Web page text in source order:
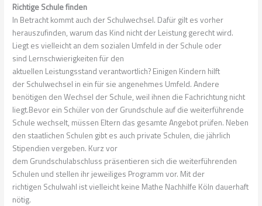
Richtige Schule finden
In Betracht kommt auch der Schulwechsel. Dafür gilt es vorher
herauszufinden, warum das Kind nicht der Leistung gerecht wird.
Liegt es vielleicht an dem sozialen Umfeld in der Schule oder
sind Lernschwierigkeiten für den
aktuellen Leistungsstand verantwortlich? Einigen Kindern hilft
der Schulwechsel in ein für sie angenehmes Umfeld. Andere
benötigen den Wechsel der Schule, weil ihnen die Fachrichtung nicht
liegt.Bevor ein Schüler von der Grundschule auf die weiterführende
Schule wechselt, müssen Eltern das gesamte Angebot prüfen. Neben
den staatlichen Schulen gibt es auch private Schulen, die jährlich
Stipendien vergeben. Kurz vor
dem Grundschulabschluss präsentieren sich die weiterführenden
Schulen und stellen ihr jeweiliges Programm vor. Mit der
richtigen Schulwahl ist vielleicht keine Mathe Nachhilfe Köln dauerhaft
nötig.